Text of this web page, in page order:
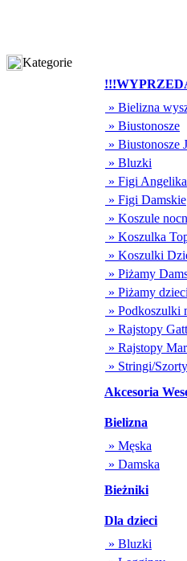
Kategorie
» Bielizna
» Biustonosze
» Biustonosze
» Bluzki
» Figi Angelika
» Figi Damskie
» Koszule
» Koszulka
» Koszulki
» Piżamy
» Piżamy
» Podkoszulki
» Rajstopy
» Rajstopy
» Stringi/Szorty
Akcesoria
Bielizna
» Męska
» Damska
Bieżniki
Dla dzieci
» Bluzki